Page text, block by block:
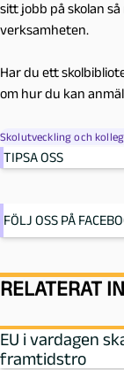
sitt jobb på skolan
verksamheten.
Har du ett
om hur du kan
Skolutveckling och
TIPSA OSS
FÖLJ OSS PÅ
RELATERAT
EU i vardagen
framtidstro